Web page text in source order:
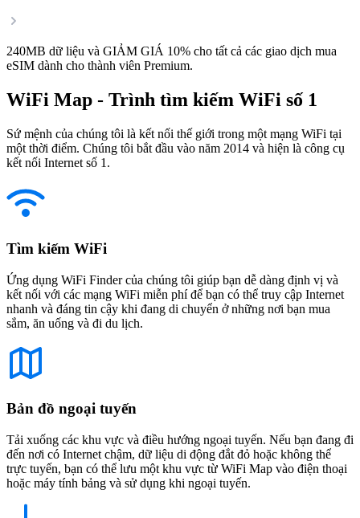
240MB dữ liệu và GIẢM GIÁ 10% cho tất cả các giao dịch mua
eSIM dành cho thành viên Premium.
WiFi Map - Trình tìm kiếm WiFi số 1
Sứ mệnh của chúng tôi là kết nối thế giới trong một mạng WiFi tại
một thời điểm. Chúng tôi bắt đầu vào năm 2014 và hiện là công cụ
kết nối Internet số 1.
Tìm kiếm WiFi
Ứng dụng WiFi Finder của chúng tôi giúp bạn dễ dàng định vị và
kết nối với các mạng WiFi miễn phí để bạn có thể truy cập Internet
nhanh và đáng tin cậy khi đang di chuyển ở những nơi bạn mua
sắm, ăn uống và đi du lịch.
Bản đồ ngoại tuyến
Tải xuống các khu vực và điều hướng ngoại tuyến. Nếu bạn đang đi
đến nơi có Internet chậm, dữ liệu di động đắt đỏ hoặc không thể
trực tuyến, bạn có thể lưu một khu vực từ WiFi Map vào điện thoại
hoặc máy tính bảng và sử dụng khi ngoại tuyến.